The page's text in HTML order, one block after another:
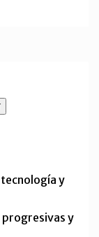
y
progresivas y